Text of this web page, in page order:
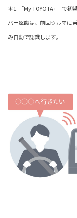
＊1. 「My TOYOTA+」で
バー認識は、前回クルマに
み自動で認識します。